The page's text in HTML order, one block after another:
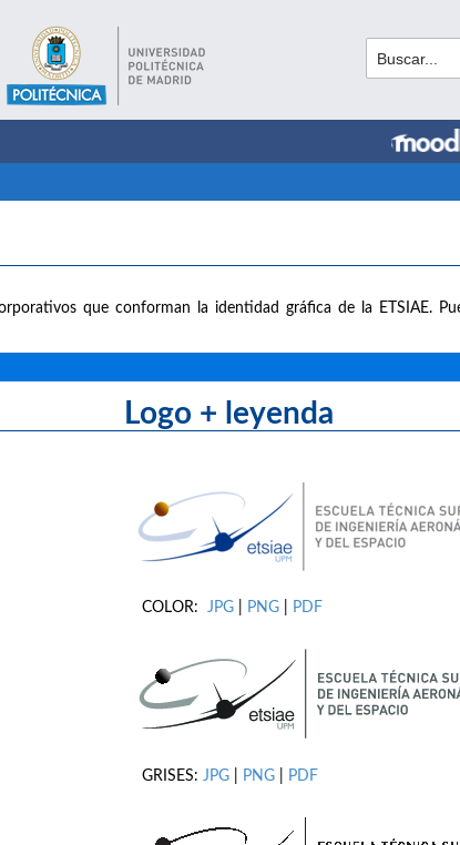
que conforman la identidad gráfica de la ETSIAE.
+ leyenda
JPG PNG PDF
JPG PNG PDF